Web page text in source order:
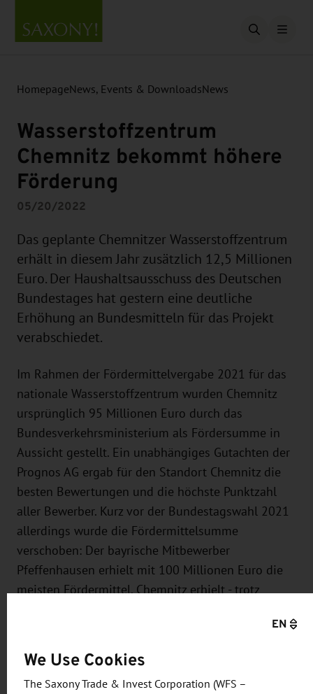
Open
HomepageNews, Events & DownloadsNews
Wasserstoffzentrum
Chemnitz bekommt höhere
Förderung
05/20/2022
Das geplante Chemnitzer Wasserstoffzentrum
erhält in diesem Jahr zusätzlich 12,5 Millionen
Euro. Der Haushaltsausschuss des Deutschen
Bundestages hat gestern eine deutliche
Erhöhung an Bundesmitteln für das Projekt
verabschiedet.
Im Rahmen der Fördermittelvergabe 2021 für das
nationale Wasserstoffzentrum wurden Chemnitz
ursprünglich 95 Millionen Euro durch das
Bundesverkehrsministerium als Fördersumme in
Aussicht gestellt. Ein unabhängiges Gutachten der
Prognos AG ergab für den Standort Chemnitz die
besten Bewertungen und die höchste Punktzahl
aller Bewerber. Kurz vor der Bundestagswahl 2021
allerdings wurde die Fördermittelsumme
verschoben: Der bayrische Mitbewerber
Pfeffenhausen erhielt mit 100 Millionen Euro die
meisten Fördermittel. Chemnitz erhielt - trotz
Euro überraschend die niedrigste Fördersumme.
Mit dem Zusatzentscheid des
Haushaltsausschusses können nun mit insgesamt
EN
We Use Cookies
The Saxony Trade & Invest Corporation (WFS –